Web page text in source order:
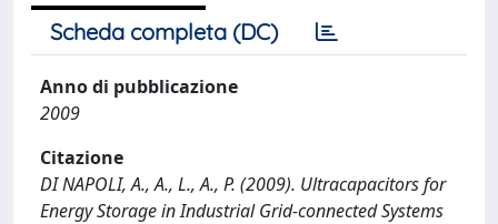
Scheda completa (DC)
Anno di pubblicazione
2009
Citazione
DI NAPOLI, A., A., L., A., P. (2009). Ultracapacitors for
Energy Storage in Industrial Grid-connected Systems